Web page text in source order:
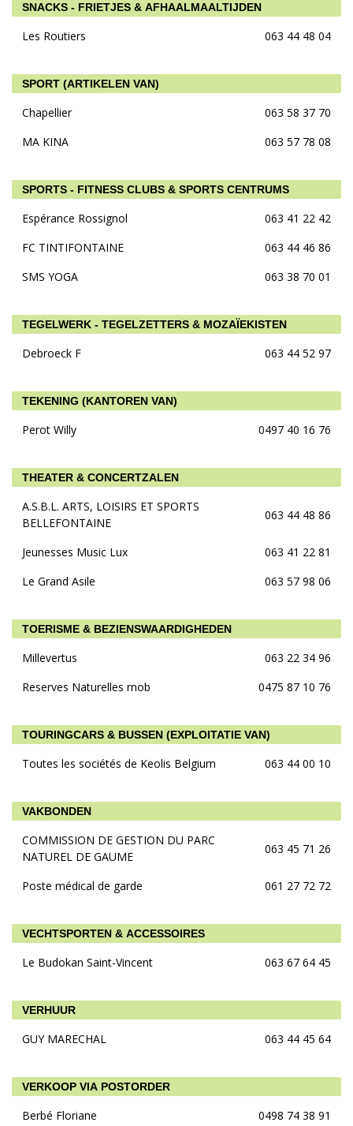
SNACKS - FRIETJES & AFHAALMAALTIJDEN
Les Routiers 063 44 48 04
SPORT (ARTIKELEN VAN)
Chapellier
063 58 37 70
MA KINA
063 57 78 08
SPORTS - FITNESS CLUBS & SPORTS CENTRUMS
Espérance Rossignol
063 41 22 42
FC TINTIFONTAINE
063 44 46 86
SMS YOGA
063 38 70 01
TEGELWERK - TEGELZETTERS & MOZAÏEKISTEN
Debroeck F 063 44 52 97
TEKENING (KANTOREN VAN)
Perot Willy 0497 40 16 76
THEATER & CONCERTZALEN
A.S.B.L. ARTS, LOISIRS ET SPORTS
BELLEFONTAINE
063 44 48 86
Jeunesses Music Lux
063 41 22 81
Le Grand Asile
063 57 98 06
TOERISME & BEZIENSWAARDIGHEDEN
Millevertus
063 22 34 96
Reserves Naturelles rnob
0475 87 10 76
TOURINGCARS & BUSSEN (EXPLOITATIE VAN)
Toutes les sociétés de Keolis Belgium 063 44 00 10
VAKBONDEN
COMMISSION DE GESTION DU PARC
NATUREL DE GAUME
063 45 71 26
Poste médical de garde 061 27 72 72
VECHTSPORTEN & ACCESSOIRES
Le Budokan Saint-Vincent 063 67 64 45
VERHUUR
GUY MARECHAL 063 44 45 64
VERKOOP VIA POSTORDER
Berbé Floriane 0498 74 38 91